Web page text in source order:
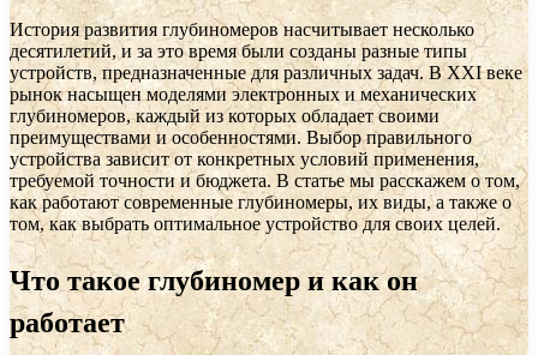
История развития глубиномеров насчитывает несколько
десятилетий, и за это время были созданы разные типы
устройств, предназначенные для различных задач. В XXI веке
рынок насыщен моделями электронных и механических
глубиномеров, каждый из которых обладает своими
преимуществами и особенностями. Выбор правильного
устройства зависит от конкретных условий применения,
требуемой точности и бюджета. В статье мы расскажем о том,
как работают современные глубиномеры, их виды, а также о
том, как выбрать оптимальное устройство для своих целей.
Что такое глубиномер и как он
работает